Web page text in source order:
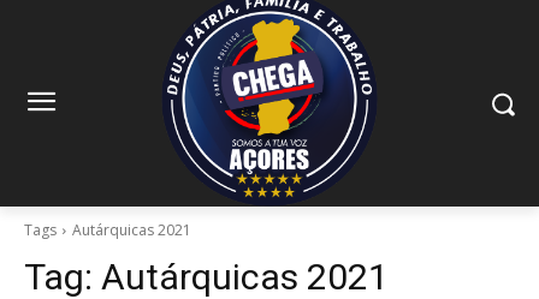
Tags Autárquicas 2021
Tag: Autárquicas 2021